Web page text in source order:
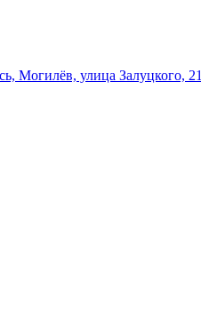
Могилёв, улица Залуцкого, 21